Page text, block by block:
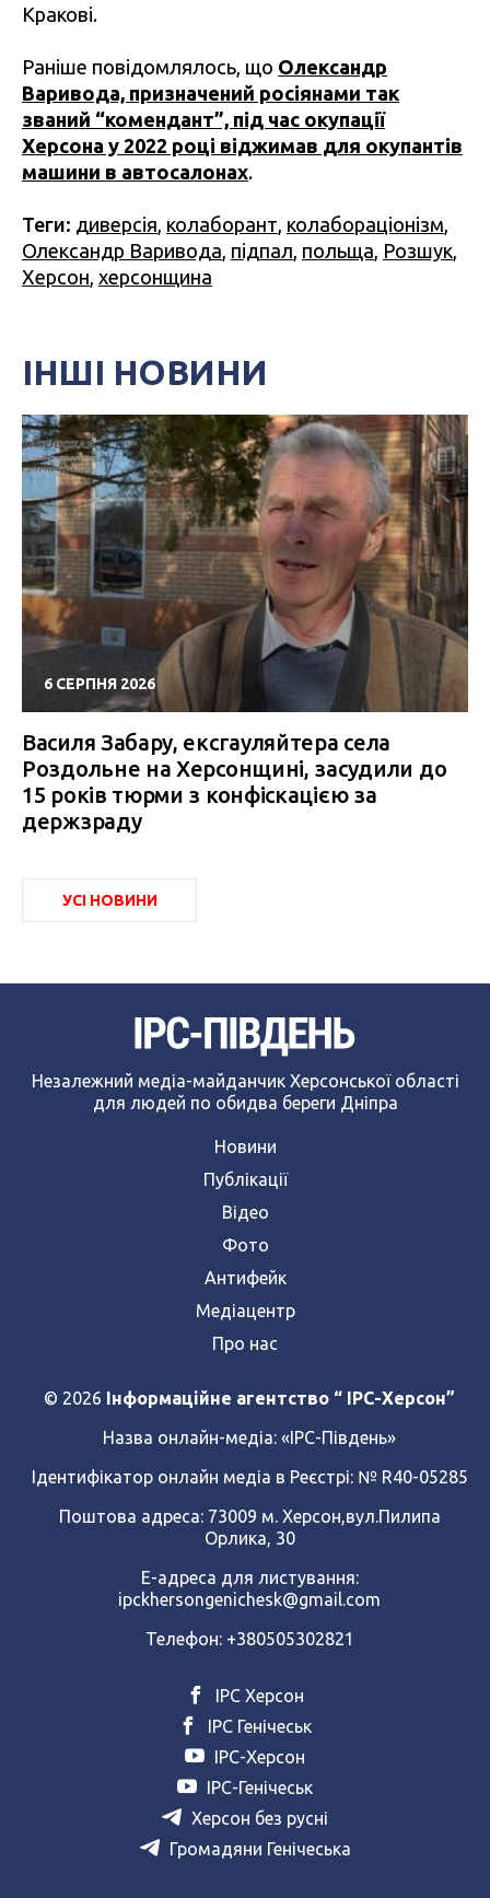
Кракові.
Раніше повідомлялось, що Олександр
Варивода, призначений росіянами так
званий “комендант”, під час окупації
Херсона у 2022 році віджимав для окупантів
машини в автосалонах.
Теги: диверсія колаборант колабораціонізм
Олександр Варивода підпал польща Розшук
Херсон херсонщина
ІНШІ НОВИНИ
6 СЕРПНЯ 2026
Василя Забару, ексгауляйтера села
Роздольне на Херсонщині, засудили до
15 років тюрми з конфіскацією за
держзраду
УСІ НОВИНИ
Незалежний медіа-майданчик Херсонської області
для людей по обидва береги Дніпра
Новини
Публікації
Відео
Фото
Антифейк
Медіацентр
Про нас
© 2026 Інформаційне агентство “ IPC-Херсон”
Назва онлайн-медіа: «ІРС-Південь»
Ідентифікатор онлайн медіа в Реєстрі: № R40-05285
Поштова адреса: 73009 м. Херсон,вул.Пилипа
Орлика, 30
Е-адреса для листування:
ipckhersongenichesk@gmail.com
Телефон: +380505302821
ІРС Херсон
ІРС Генічеськ
ІРС-Херсон
ІРС-Генічеськ
Херсон без русні
Громадяни Генічеська